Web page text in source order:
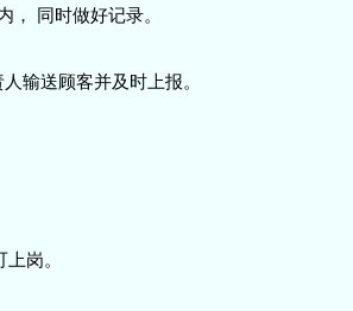
同时做好记录。
输送顾客并及时上报。
岗。